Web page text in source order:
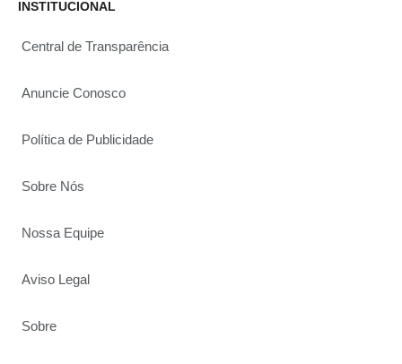
INSTITUCIONAL
Central de Transparência
Anuncie Conosco
Política de Publicidade
Sobre Nós
Nossa Equipe
Aviso Legal
Sobre